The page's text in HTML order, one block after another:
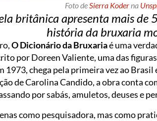
Foto deSierra Koderna
britânica apresenta mais de
história da bruxaria
O Dicionário da Bruxariaé uma
por Doreen Valiente, uma das
chega pela primeira vez ao
de Carolina Candido, a obra conta
por sabás, amuletos, deuses e
como pesquisadora, mas como